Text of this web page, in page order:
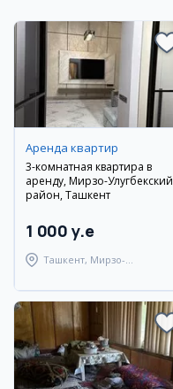
Аренда квартир
3-комнатная квартира в
аренду, Мирзо-Улугбекский
район, Ташкент
1 000 y.e
Ташкент, Мирзо-